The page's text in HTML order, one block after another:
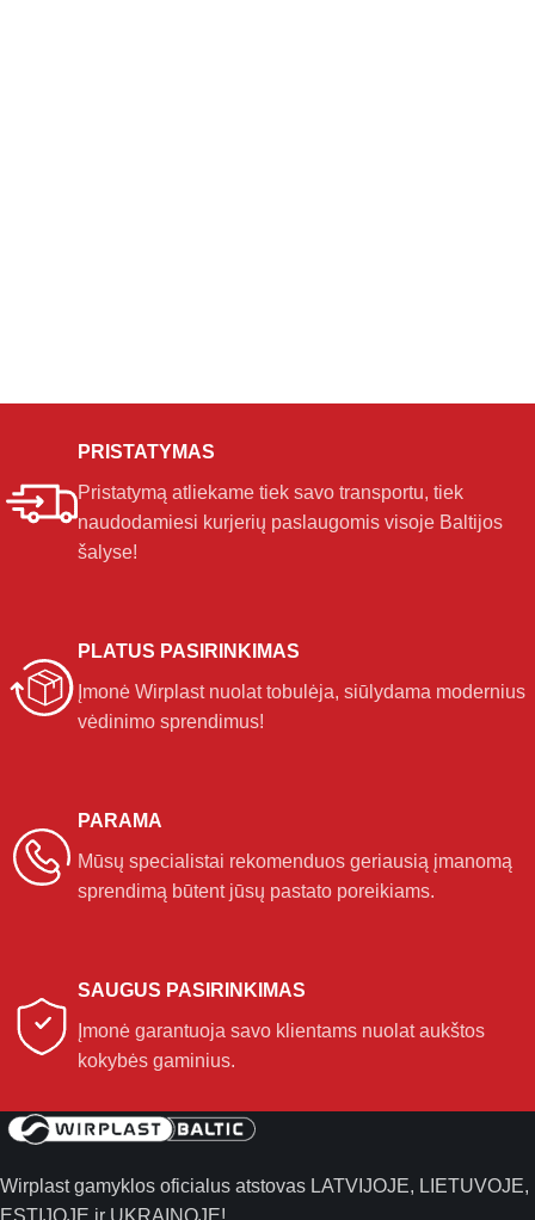
PRISTATYMAS
Pristatymą atliekame tiek savo transportu, tiek
naudodamiesi kurjerių paslaugomis visoje Baltijos
šalyse!
PLATUS PASIRINKIMAS
Įmonė Wirplast nuolat tobulėja, siūlydama modernius
vėdinimo sprendimus!
PARAMA
Mūsų specialistai rekomenduos geriausią įmanomą
sprendimą būtent jūsų pastato poreikiams.
SAUGUS PASIRINKIMAS
Įmonė garantuoja savo klientams nuolat aukštos
kokybės gaminius.
Wirplast gamyklos oficialus atstovas LATVIJOJE, LIETUVOJE,
ESTIJOJE ir UKRAINOJE!